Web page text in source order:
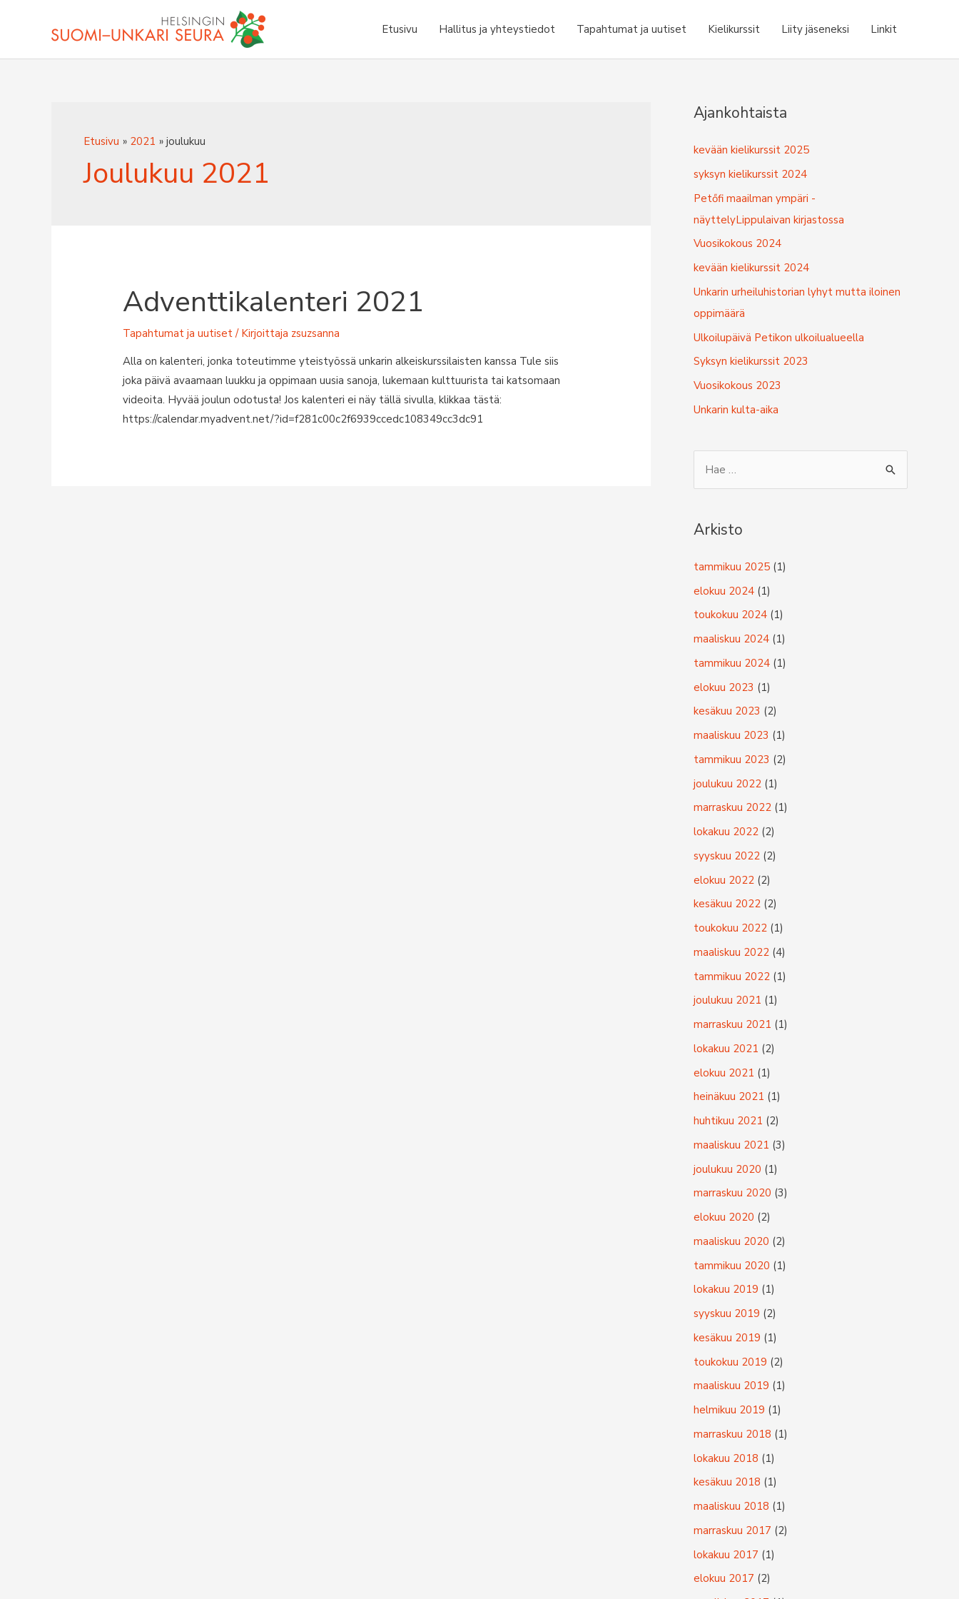
Etusivu Hallitus ja yhteystiedot Tapahtumat ja uutiset Kielikurssit Liity jäseneksi Linkit
Etusivu 2021 joulukuu
Joulukuu 2021
Adventtikalenteri 2021
Tapahtumat ja uutiset/ Kirjoittaja zsuzsanna
Alla on kalenteri, jonka toteutimme yteistyössä unkarin alkeiskurssilaisten kanssa Tule siis
joka päivä avaamaan luukku ja oppimaan uusia sanoja, lukemaan kulttuurista tai katsomaan
videoita. Hyvää joulun odotusta! Jos kalenteri ei näy tällä sivulla, klikkaa tästä:
https://calendar.myadvent.net/?id=f281c00c2f6939ccedc108349cc3dc91
Ajankohtaista
kevään kielikurssit 2025
syksyn kielikurssit 2024
Petőfi maailman ympäri -
näyttelyLippulaivan kirjastossa
Vuosikokous 2024
kevään kielikurssit 2024
Unkarin urheiluhistorian lyhyt mutta iloinen
oppimäärä
Ulkoilupäivä Petikon ulkoilualueella
Syksyn kielikurssit 2023
Vuosikokous 2023
Unkarin kulta-aika
h
f
o
Arkisto
tammikuu 2025 (1)
elokuu 2024 (1)
toukokuu 2024 (1)
maaliskuu 2024 (1)
tammikuu 2024 (1)
elokuu 2023 (1)
kesäkuu 2023 (2)
maaliskuu 2023 (1)
tammikuu 2023 (2)
joulukuu 2022 (1)
marraskuu 2022 (1)
lokakuu 2022 (2)
syyskuu 2022 (2)
elokuu 2022 (2)
kesäkuu 2022 (2)
toukokuu 2022 (1)
maaliskuu 2022 (4)
tammikuu 2022 (1)
joulukuu 2021 (1)
marraskuu 2021 (1)
lokakuu 2021 (2)
elokuu 2021 (1)
heinäkuu 2021 (1)
huhtikuu 2021 (2)
maaliskuu 2021 (3)
joulukuu 2020 (1)
marraskuu 2020 (3)
elokuu 2020 (2)
maaliskuu 2020 (2)
tammikuu 2020 (1)
lokakuu 2019 (1)
syyskuu 2019 (2)
kesäkuu 2019 (1)
toukokuu 2019 (2)
maaliskuu 2019 (1)
helmikuu 2019 (1)
marraskuu 2018 (1)
lokakuu 2018 (1)
kesäkuu 2018 (1)
maaliskuu 2018 (1)
marraskuu 2017 (2)
lokakuu 2017 (1)
elokuu 2017 (2)